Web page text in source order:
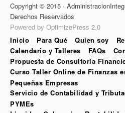
Copyright © 2015 ·
Derechos Reservados
Powered by OptimizePress 2.0
Inicio
Para Qué Quien soy
Calendario y Talleres
FAQs
Propuesta de Consultoría
Curso Taller Online de Finanzas
Pequeñas Empresas
Servicio de Contabilidad y
PYMEs